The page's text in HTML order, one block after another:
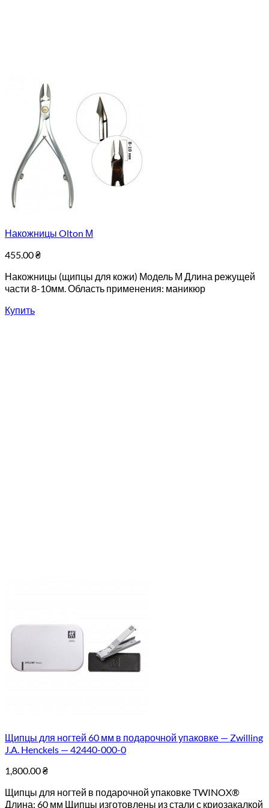
Накожницы Olton М
455.00₴
Накожницы (щипцы для кожи) Модель М Длина режущей
части 8-10мм. Область применения: маникюр
Купить
Щипцы для ногтей 60 мм в подарочной упаковке — Zwilling
J.A. Henckels — 42440-000-0
1,800.00₴
Щипцы для ногтей в подарочной упаковке TWINOX®
Длина: 60 мм Щипцы изготовлены из стали с криозакалкой